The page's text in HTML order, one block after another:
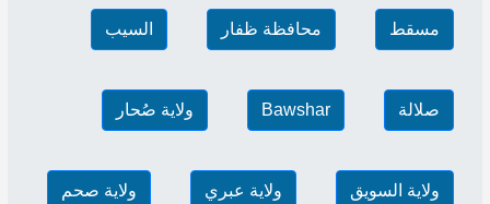
مسقط محافظة ظفار السيب
صلالة Bawshar ولاية صُحار
ولاية السويق ولاية عبري ولاية صحم